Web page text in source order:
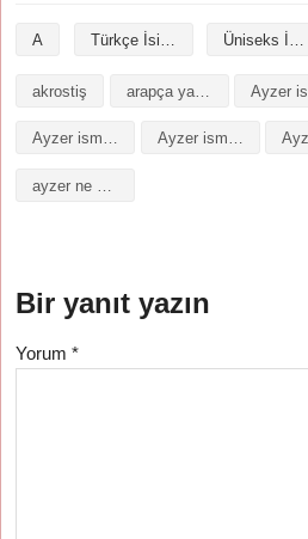
A Türkçe İsimler Üniseks İsimler
akrostiş arapça yazılışı
Ayzer isminin baş harfleriyle şiir Ayzer isminin kökeni
Bir yanıt yazın
Yorum*